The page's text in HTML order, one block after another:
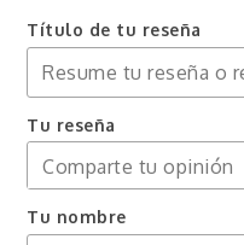
Título de tu reseña
Tu reseña
Tu nombre